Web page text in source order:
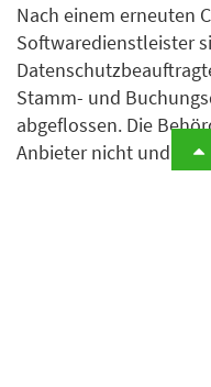
Nach einem erneuten
Softwaredienstleister
Stamm- und
abgeflossen. Die
Anbieter nicht und ruft
Phishing-Angriffen zu